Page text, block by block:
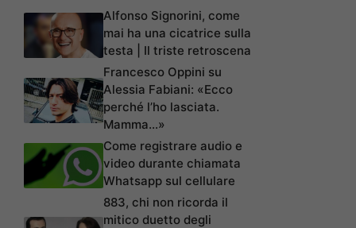
Alfonso Signorini, come
mai ha una cicatrice sulla
testa | Il triste retroscena
Francesco Oppini su
Alessia Fabiani: «Ecco
perché l’ho lasciata.
Mamma…»
Come registrare audio e
video durante chiamata
Whatsapp sul cellulare
883, chi non ricorda il
mitico duetto degli